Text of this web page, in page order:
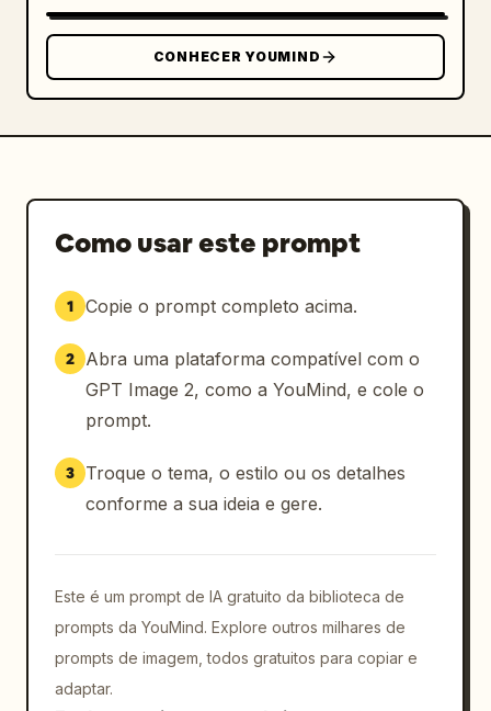
            "☑ 手ぶらでOK"
          ],
          "offer": "まずは体験から！ 体験トレーニ
ング 60分 ¥2,200 (税込)",
      },
        "position": "inferior direito",
        "visuals": "Piscina de borda infinita
espreguiçadeiras brancas, céu ensolarado,
planta em vaso.",
まだ見ぬ景色に、出会う旅。
",
          "sub_copy": "心がほどける、特別な時間
約キャンペーン 最大 20% OFF ご予約は公式サイトから
→ 2024.6.1 sat - 7.31 wed",
          "elements": [
          ]
CONHECER YOUMIND
Como usar este prompt
1 Copie o prompt completo acima.
2
Abra uma plataforma compatível com o
GPT Image 2, como a YouMind, e cole o
prompt.
3
Troque o tema, o estilo ou os detalhes
conforme a sua ideia e gere.
Este é um prompt de IA gratuito da biblioteca de
prompts da YouMind. Explore outros milhares de
prompts de imagem, todos gratuitos para copiar e
adaptar.